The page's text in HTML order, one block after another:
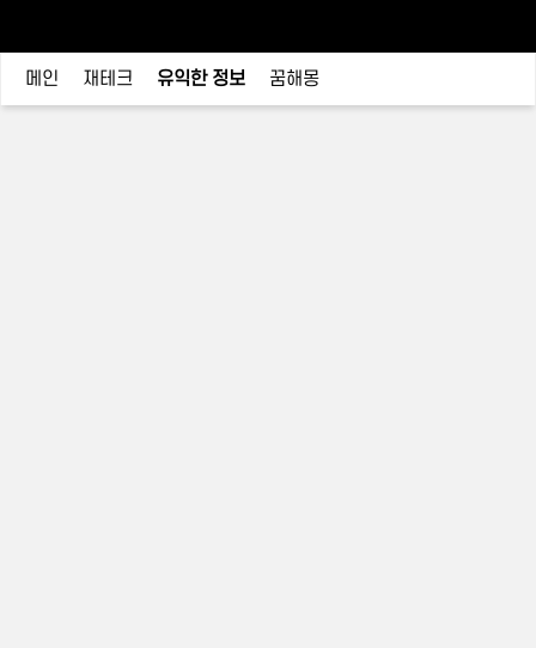
메인 재테크 유익한 정보 꿈해몽